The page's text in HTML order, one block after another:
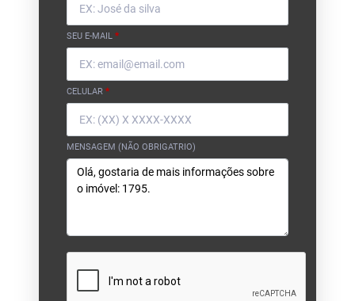
SEU E-MAIL *
CELULAR *
MENSAGEM (NÃO OBRIGATRIO)